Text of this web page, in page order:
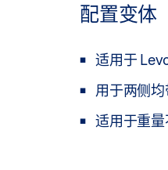
配置变体
适用于
用于两侧
适用于重